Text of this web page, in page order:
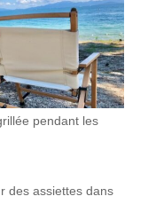
pendant les
des assiettes dans